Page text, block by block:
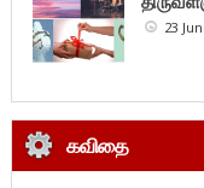
23
கவிதை